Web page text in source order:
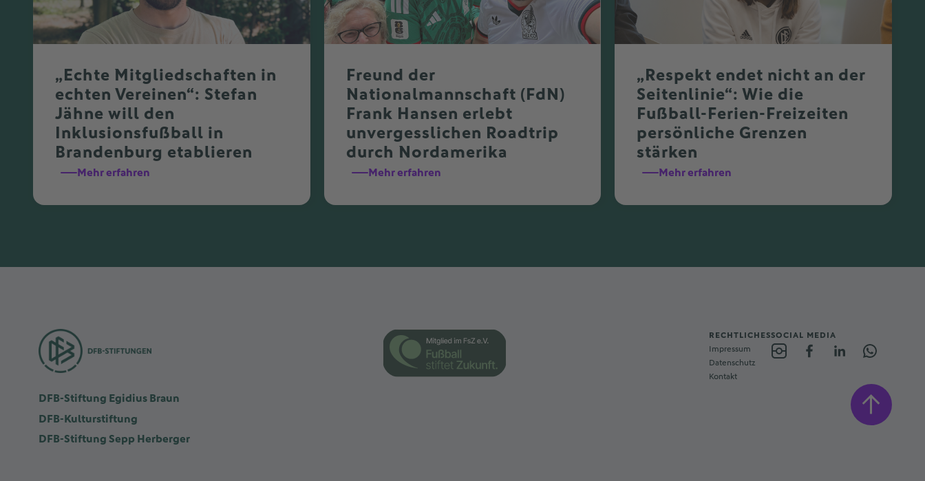
„Echte Mitgliedschaften in
echten Vereinen“: Stefan
Jähne will den
Inklusionsfußball in
Brandenburg etablieren
Mehr erfahren
Freund der
Nationalmannschaft (FdN)
Frank Hansen erlebt
unvergesslichen Roadtrip
durch Nordamerika
Mehr erfahren
„Respekt endet nicht an der
Seitenlinie“: Wie die
Fußball-Ferien-Freizeiten
persönliche Grenzen
stärken
Mehr erfahren
DFB-Stiftung Egidius Braun
DFB-Kulturstiftung
DFB-Stiftung Sepp Herberger
RECHTLICHES
Impressum
Datenschutz
Kontakt
SOCIAL MEDIA